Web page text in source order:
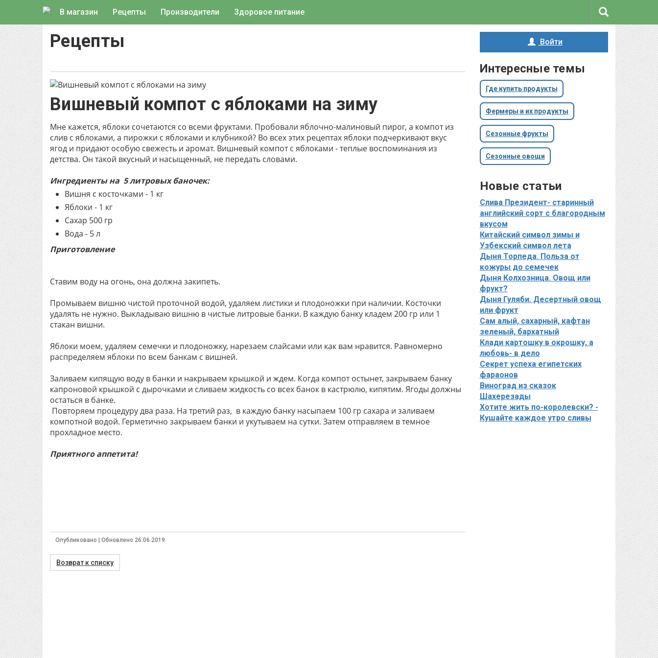
В магазин Рецепты Производители Здоровое питание
Войти
Интересные темы
Где купить продукты
Фермеры и их продукты
Сезонные фрукты
Сезонные овощи
Новые статьи
Слива Президент- старинный
английский сорт с благородным
вкусом
Китайский символ зимы и
Узбекский символ лета
Дыня Торпеда. Польза от
кожуры до семечек
Дыня Колхозница. Овощ или
фрукт?
Дыня Гуляби. Десертный овощ
или фрукт
Сам алый, сахарный, кафтан
зеленый, бархатный
Клади картошку в окрошку, а
любовь- в дело
Секрет успеха египетских
фараонов
Виноград из сказок
Шахерезады
Хотите жить по-королевски? -
Кушайте каждое утро сливы
Рецепты
Вишневый компот с яблоками на зиму
Мне кажется, яблоки сочетаются со всеми фруктами. Пробовали яблочно-малиновый пирог, а компот из
слив с яблоками, а пирожки с яблоками и клубникой? Во всех этих рецептах яблоки подчеркивают вкус
ягод и придают особую свежесть и аромат. Вишневый компот с яблоками - теплые воспоминания из
детства. Он такой вкусный и насыщенный, не передать словами.
Ингредиенты на 5 литровых баночек:
Вишня с косточками - 1 кг
Яблоки - 1 кг
Сахар 500 гр
Вода - 5 л
Приготовление
Ставим воду на огонь, она должна закипеть.
Промываем вишню чистой проточной водой, удаляем листики и плодоножки при наличии. Косточки
удалять не нужно. Выкладываю вишню в чистые литровые банки. В каждую банку кладем 200 гр или 1
стакан вишни.
Яблоки моем, удаляем семечки и плодоножку, нарезаем слайсами или как вам нравится. Равномерно
распределяем яблоки по всем банкам с вишней.
Заливаем кипящую воду в банки и накрываем крышкой и ждем. Когда компот остынет, закрываем банку
капроновой крышкой с дырочками и сливаем жидкость со всех банок в кастрюлю, кипятим. Ягоды должны
остаться в банке.
Повторяем процедуру два раза. На третий раз, в каждую банку насыпаем 100 гр сахара и заливаем
компотной водой. Герметично закрываем банки и укутываем на сутки. Затем отправляем в темное
прохладное место.
Приятного аппетита!
Опубликовано | Обновлено 26.06.2019
Возврат к списку